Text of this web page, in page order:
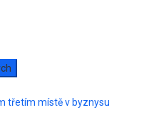
třetím místě v byznysu